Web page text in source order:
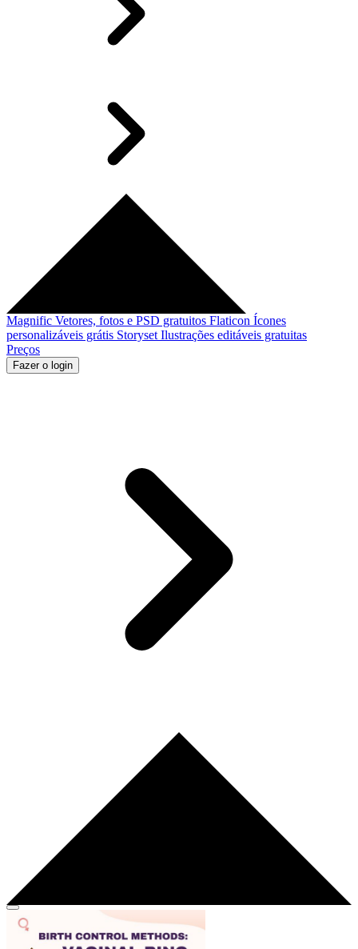
Magnific Vetores, fotos e PSD gratuitos Flaticon Ícones
personalizáveis grátis Storyset Ilustrações editáveis gratuitas
Preços
Fazer o login